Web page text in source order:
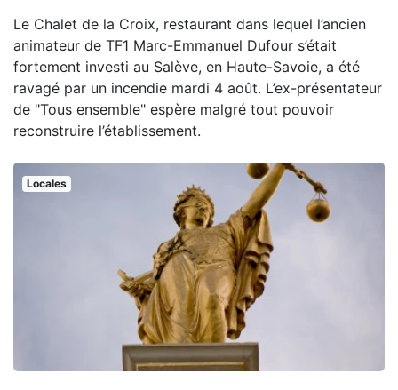
Le Chalet de la Croix, restaurant dans lequel l’ancien
animateur de TF1 Marc-Emmanuel Dufour s’était
fortement investi au Salève, en Haute-Savoie, a été
ravagé par un incendie mardi 4 août. L’ex-présentateur
de "Tous ensemble" espère malgré tout pouvoir
reconstruire l’établissement.
Locales